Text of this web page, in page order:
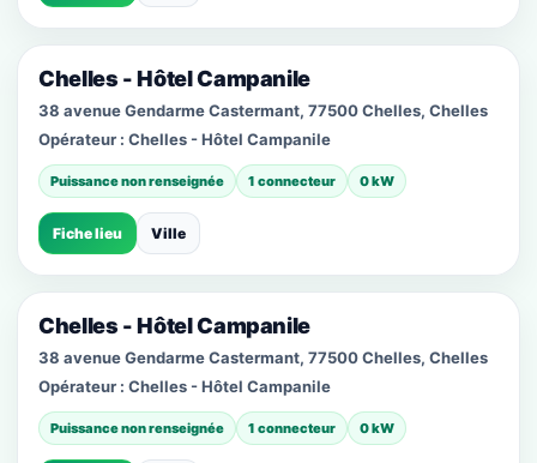
Chelles - Hôtel Campanile
38 avenue Gendarme Castermant, 77500 Chelles, Chelles
Opérateur : Chelles - Hôtel Campanile
Puissance non renseignée 1 connecteur 0 kW
Fiche lieu Ville
Chelles - Hôtel Campanile
38 avenue Gendarme Castermant, 77500 Chelles, Chelles
Opérateur : Chelles - Hôtel Campanile
Puissance non renseignée 1 connecteur 0 kW